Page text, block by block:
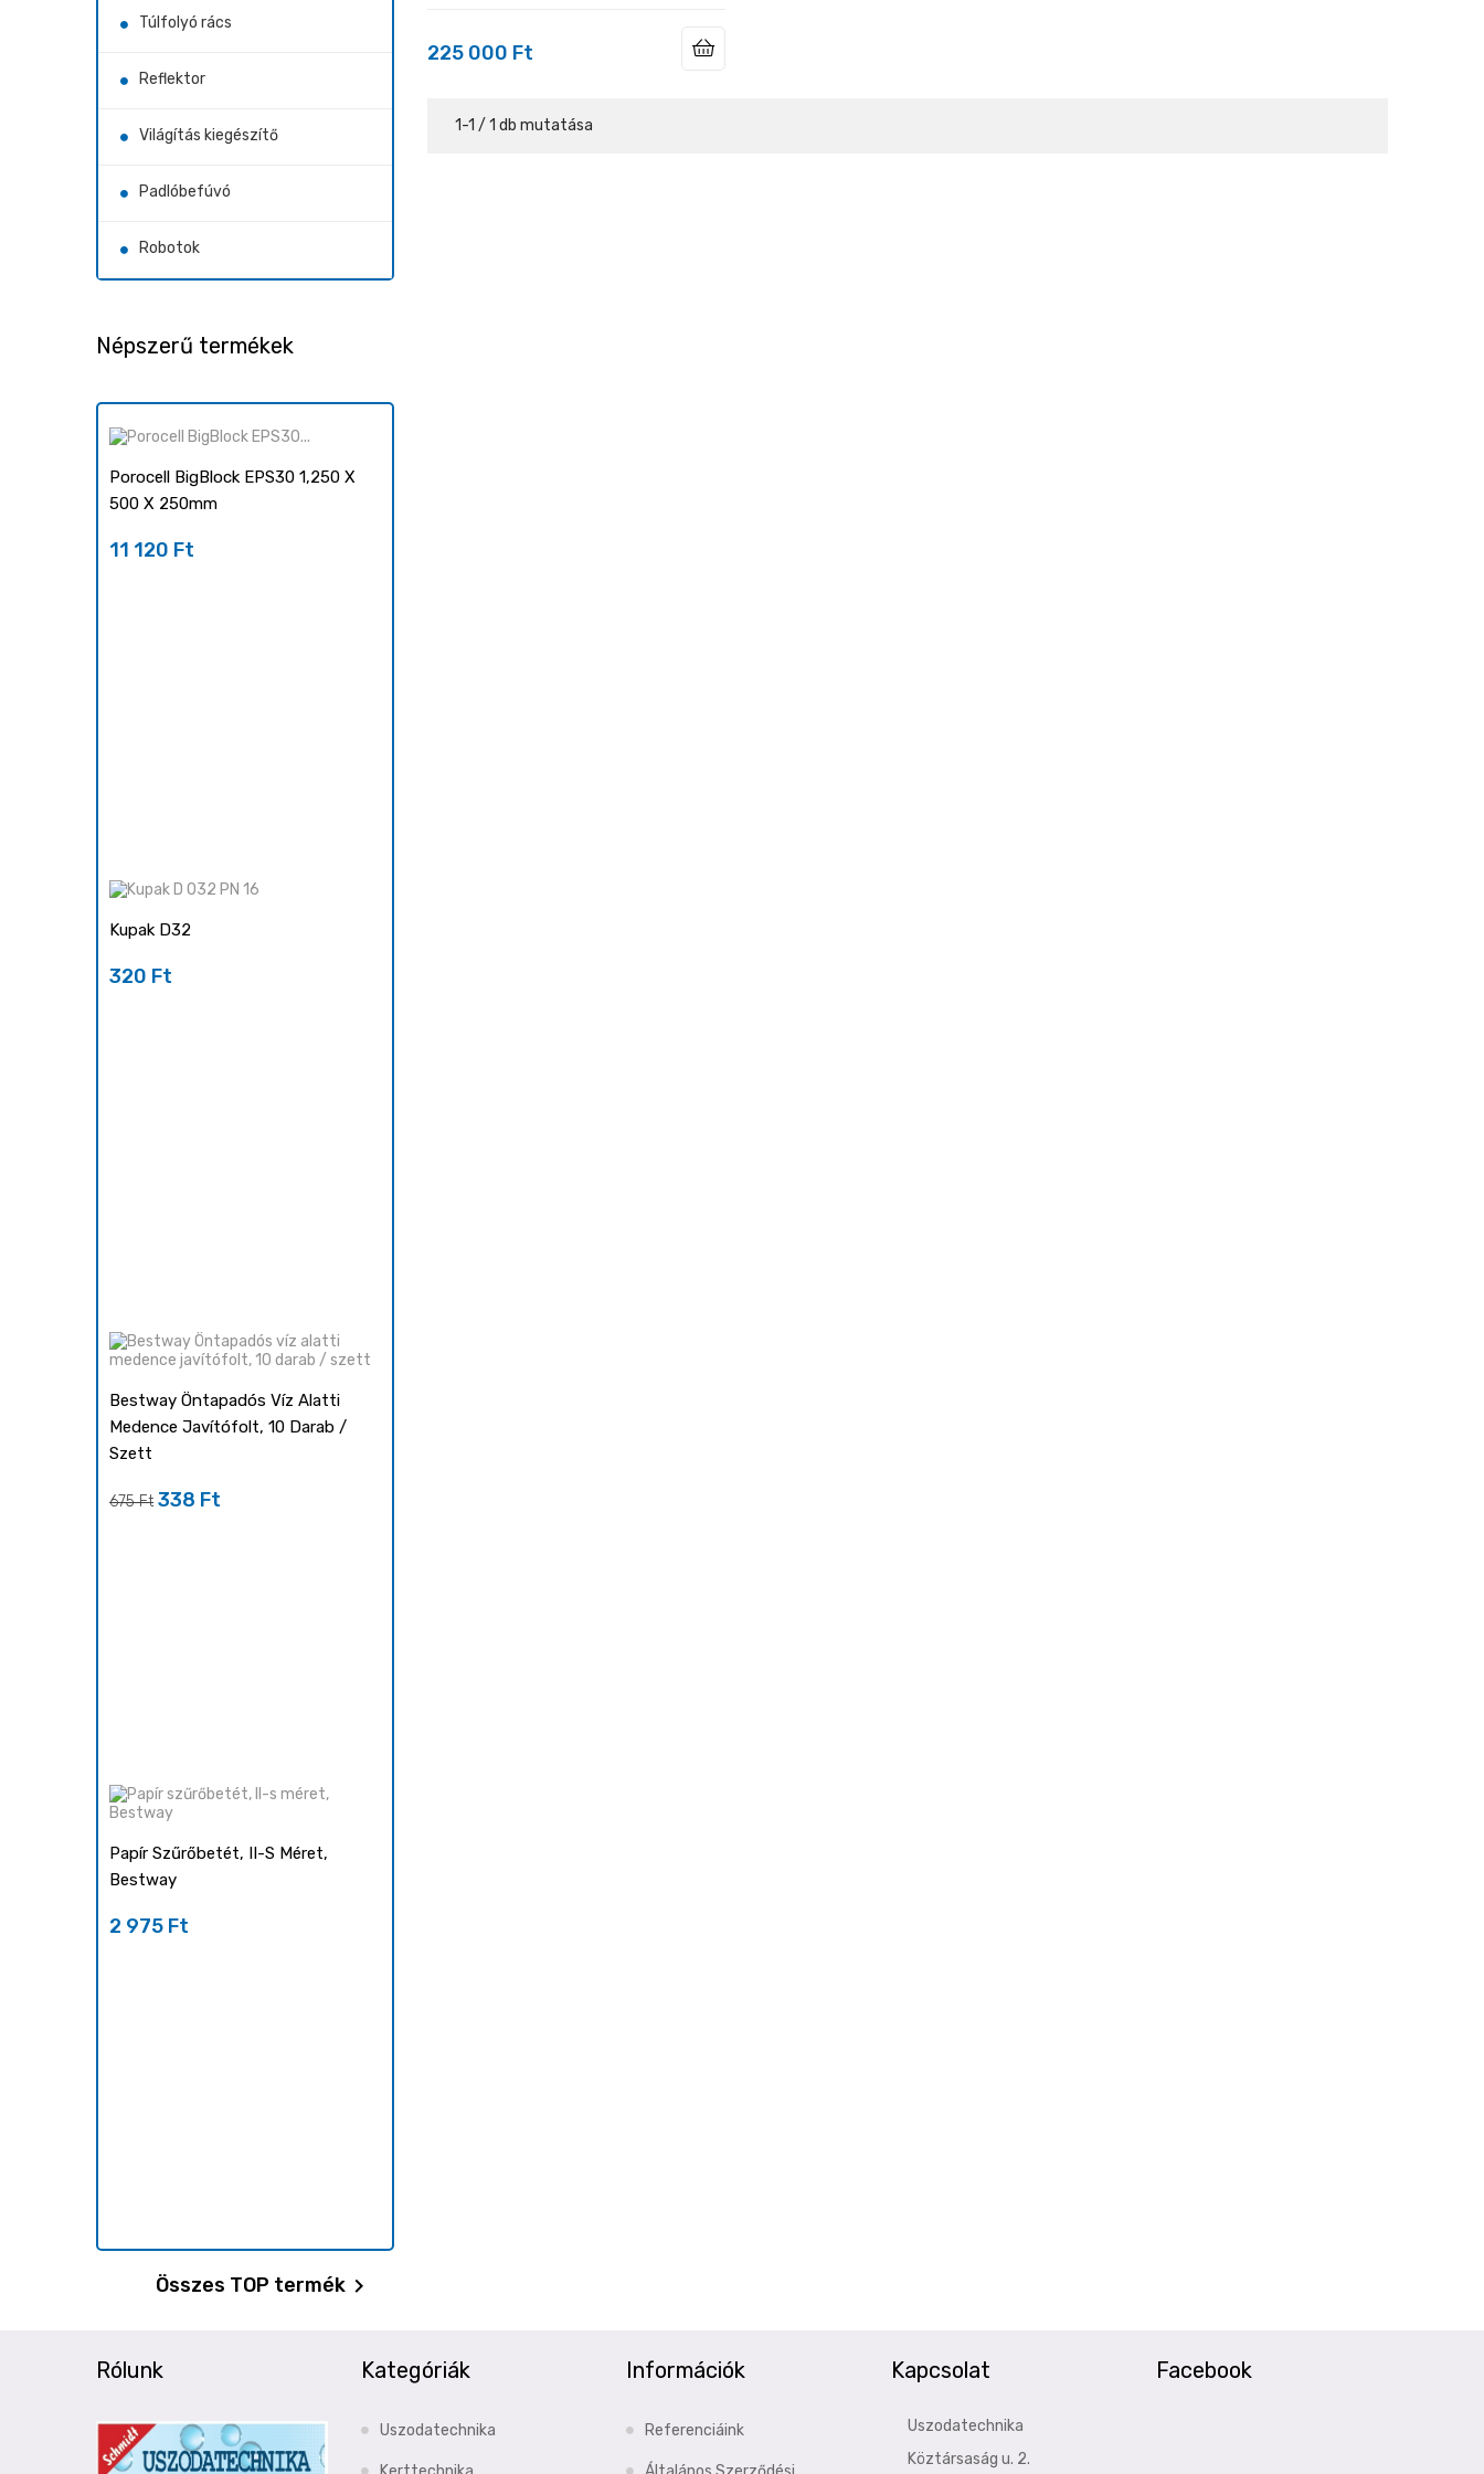
Túlfolyó rács
Reflektor
Világítás kiegészítő
Padlóbefúvó
Robotok
Népszerű termékek
Porocell BigBlock EPS30 1,250 X
500 X 250mm
Ár
11 120 Ft
Kupak D32
Ár
320 Ft
Bestway Öntapadós Víz Alatti
Medence Javítófolt, 10 Darab /
Szett
Regular
675 Ft Ár
338 Ft
Papír Szűrőbetét, II-S Méret,
Bestway
Ár
2 975 Ft
Összes TOP termék 
Ár
225 000 Ft
1-1 / 1 db mutatása
Rólunk Kategóriák
Uszodatechnika
Információk
Referenciáink
Kapcsolat
Uszodatechnika
Köztársaság u. 2.
Facebook